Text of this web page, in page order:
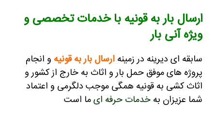
ارسال بار به قونیه با خدمات تخصصی و
ویژه آنی بار
سابقه ای دیرینه در زمینه ارسال بار به قونیه و انجام
پروژه های موفق حمل بار و اثاث به خارج از کشور و
اثاث کشی به قونیه همگی موجب دلگرمی و اعتماد
شما عزیزان به خدمات حرفه ایما است